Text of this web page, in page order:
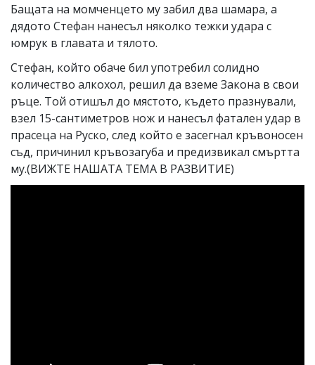
Бащата на момченцето му забил два шамара, а
дядото Стефан нанесъл няколко тежки удара с
юмрук в главата и тялото.
Стефан, който обаче бил употребил солидно
количество алкохол, решил да вземе Закона в свои
ръце. Той отишъл до мястото, където празнували,
взел 15-сантиметров нож и нанесъл фатален удар в
прасеца на Руско, след който е засегнал кръвоносен
съд, причинил кръвозагуба и предизвикал смъртта
му.(ВИЖТЕ НАШАТА ТЕМА В РАЗВИТИЕ)